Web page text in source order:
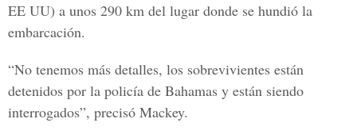
EE UU) a unos 290 km del lugar donde se hundió la
embarcación.
“No tenemos más detalles, los sobrevivientes están
detenidos por la policía de Bahamas y están siendo
interrogados”, precisó Mackey.